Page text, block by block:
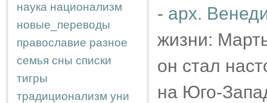
наука национализм
новые_переводы
православие разное
семья сны списки
тигры
традиционализм уни
- арх.
жизни:
он стал
на Юго-